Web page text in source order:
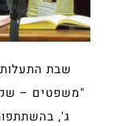
שבת
"משפטים –
ג',